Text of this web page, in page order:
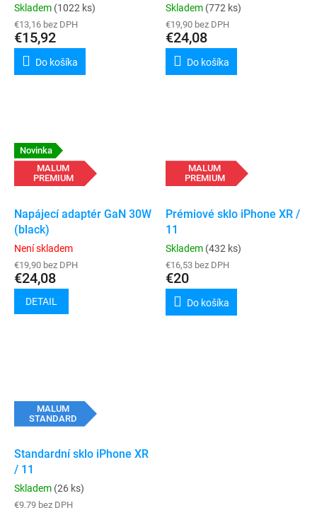
Skladem (1022 ks)
€13,16 bez DPH
€15,92
Do košíka
Skladem (772 ks)
€19,90 bez DPH
€24,08
Do košíka
Novinka
MALUM
PREMIUM
Napájecí adaptér GaN 30W
(black)
Není skladem
€19,90 bez DPH
€24,08
DETAIL
MALUM
PREMIUM
Prémiové sklo iPhone XR /
11
Skladem (432 ks)
€16,53 bez DPH
€20
Do košíka
MALUM
STANDARD
Standardní sklo iPhone XR
/ 11
Skladem (26 ks)
€9,79 bez DPH